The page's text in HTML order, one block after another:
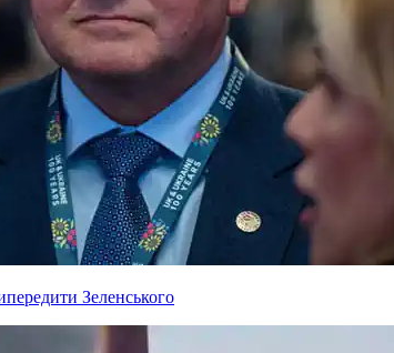
Зеленського